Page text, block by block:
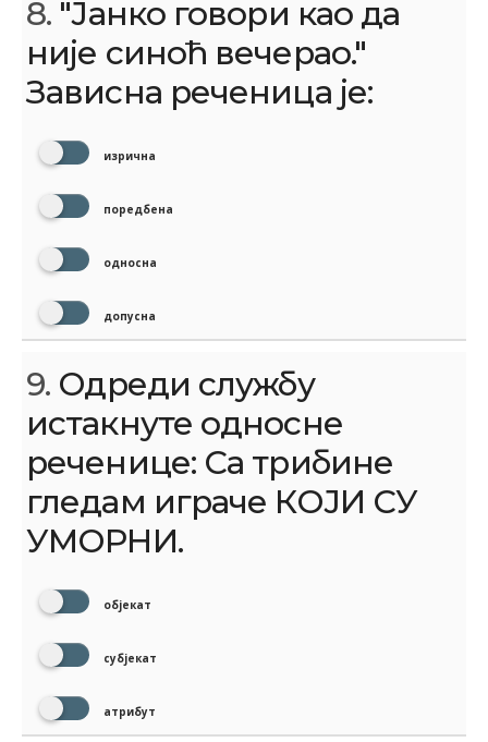
8. "Јанко говори као да
није синоћ вечерао."
Зависна реченица је:
изрична
поредбена
односна
допусна
9. Одреди службу
истакнуте односне
реченице: Са трибине
гледам играче КОЈИ СУ
УМОРНИ.
објекат
субјекат
атрибут